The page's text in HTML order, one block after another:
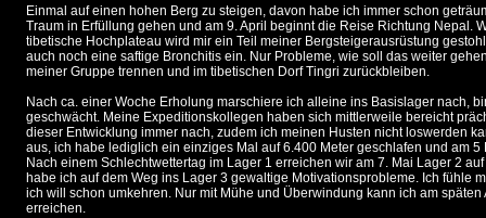
Einmal auf einen hohen Berg zu steigen, davon habe ich immer schon
Traum in Erfüllung gehen und am 9. April beginnt die Reise Richtung Nepal.
tibetische Hochplateau wird mir ein Teil meiner Bergsteigerausrüstung
auch noch eine saftige Bronchitis ein. Nur Probleme, wie soll das weiter
meiner Gruppe trennen und im tibetischen Dorf Tingri zurückbleiben.
Nach ca. einer Woche Erholung marschiere ich alleine ins Basislager nach,
geschwächt. Meine Expeditionskollegen haben sich mittlerweile bereicht
dieser Entwicklung immer nach, zudem ich meinen Husten nicht loswerden
aus, ich habe lediglich ein einziges Mal auf 6.400 Meter geschlafen und am
Nach einem Schlechtwettertag im Lager 1 erreichen wir am 7. Mai Lager 2
habe ich auf dem Weg ins Lager 3 gewaltige Motivationsprobleme. Ich fühle
ich will schon umkehren. Nur mit Mühe und Überwindung kann ich am
erreichen.